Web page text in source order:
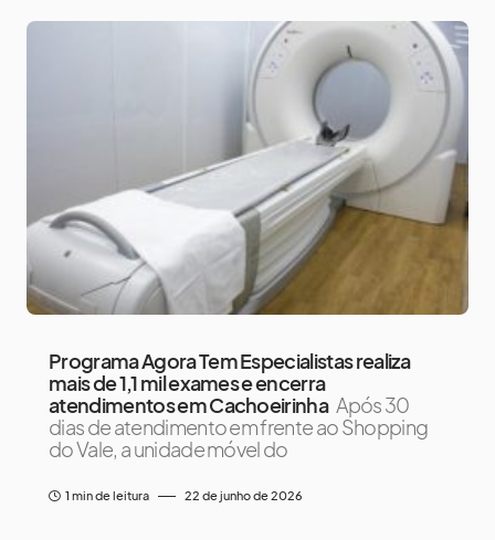
Programa Agora Tem Especialistas realiza
mais de 1,1 mil exames e encerra
atendimentos em Cachoeirinha Após 30
dias de atendimento em frente ao Shopping
do Vale, a unidade móvel do
1 min de leitura 22 de junho de 2026